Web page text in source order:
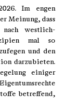
Im engen
Meinung, dass
westlich-
mal so
und den
darzubieten.
einiger
betreffend,